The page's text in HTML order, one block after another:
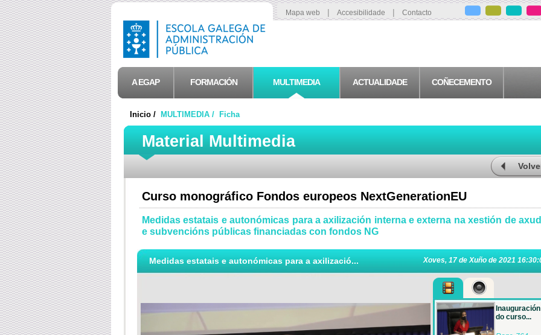
Mapa web | Accesibilidade | Contacto
A EGAP FORMACIÓN MULTIMEDIA ACTUALIDADE COÑECEMENTO
Inicio / MULTIMEDIA / Ficha
Material Multimedia
Curso monográfico Fondos europeos NextGenerationEU
Medidas estatais e autonómicas para a axilización interna e externa na xestión de
e subvencións públicas financiadas con fondos NG
Medidas estatais e autonómicas para a axilizació... Xoves, 17 de Xuño de 2021
Inauguración
do curso...